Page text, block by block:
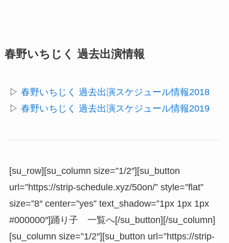
春野いちじく 過去出演情報
▷ 春野いちじく 過去出演スケジュール情報2018
▷ 春野いちじく 過去出演スケジュール情報2019
[su_row][su_column size=”1/2″][su_button
url=”https://strip-schedule.xyz/50on/” style=”flat”
size=”8″ center=”yes” text_shadow=”1px 1px 1px
#000000″]踊り子 一覧へ[/su_button][/su_column]
[su_column size=”1/2″][su_button url=”https://strip-